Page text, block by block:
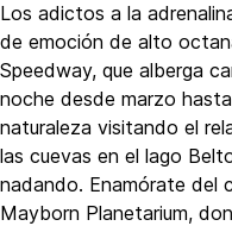
Los adictos a la
de emoción de alto
Speedway, que alberga
noche desde marzo
naturaleza visitando el
las cuevas en el lago
nadando. Enamórate del
Mayborn Planetarium,